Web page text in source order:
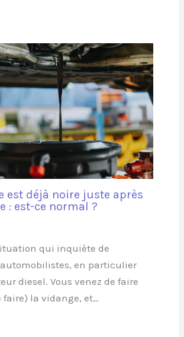
est déjà noire juste après
: est-ce normal ?
qui inquiète de
en particulier
diesel. Vous venez de faire
faire) la vidange, et…